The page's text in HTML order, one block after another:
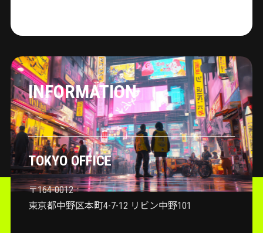
INFORMATION
TOKYO OFFICE
〒164-0012
東京都中野区本町4-7-12 リビン中野101